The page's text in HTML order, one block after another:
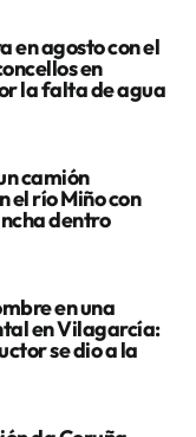
en agosto con el
en
la falta de agua
camión
el río Miño con
dentro
en una
en Vilagarcía:
se dio a la